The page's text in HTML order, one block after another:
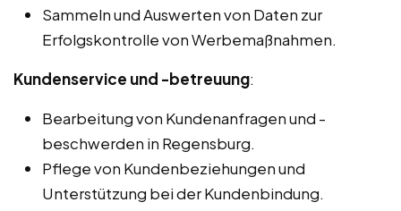
Sammeln und Auswerten von Daten zur
Erfolgskontrolle von Werbemaßnahmen.
Kundenservice und -betreuung:
Bearbeitung von Kundenanfragen und -
beschwerden in Regensburg.
Pflege von Kundenbeziehungen und
Unterstützung bei der Kundenbindung.